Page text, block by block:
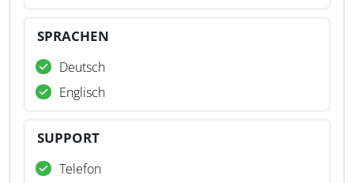
SPRACHEN
Deutsch
Englisch
SUPPORT
Telefon